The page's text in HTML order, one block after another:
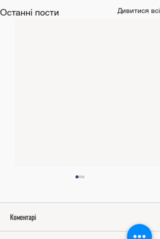
Останні пости Дивитися всі
Коментарі